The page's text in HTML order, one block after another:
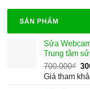
SẢN PHẨM
Sửa
Trung tâm
700.000₫
Giá tham